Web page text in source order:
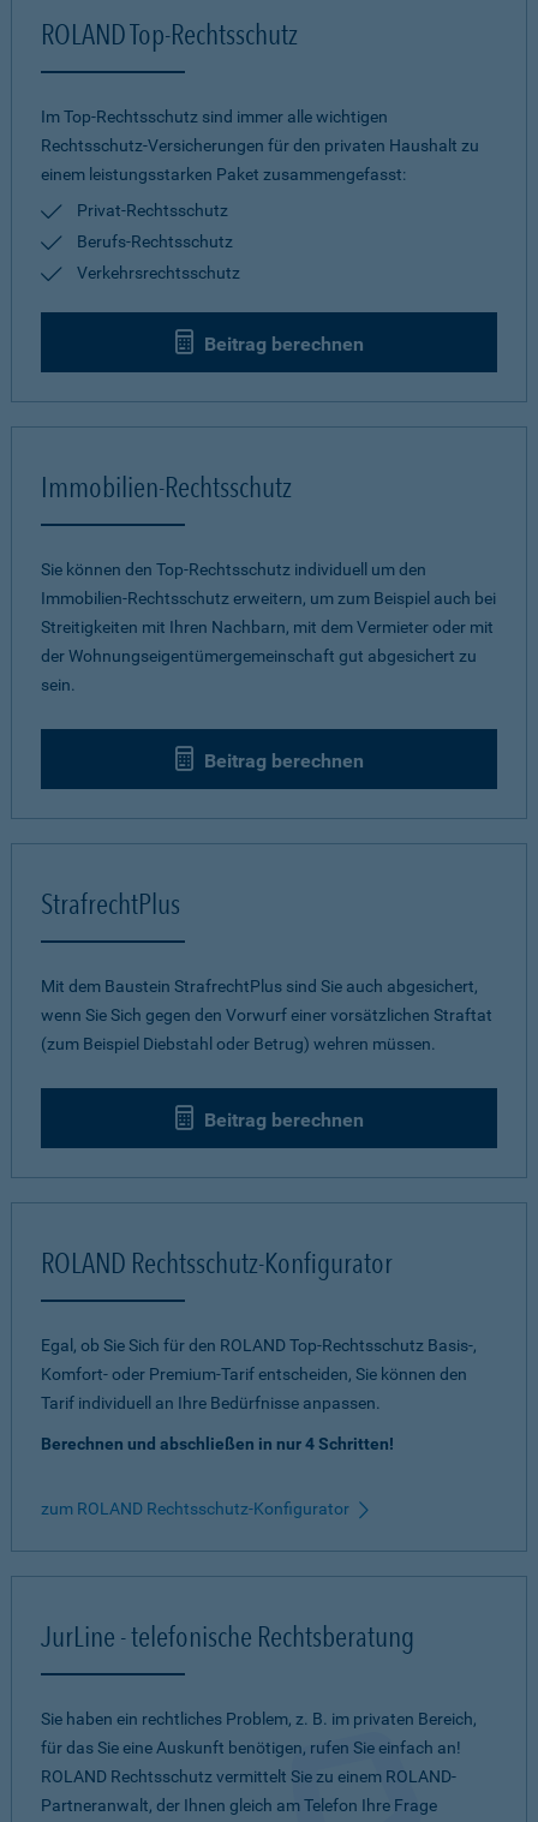
ROLAND Top-Rechtsschutz
Im Top-Rechtsschutz sind immer alle wichtigen
Rechtsschutz-Versicherungen für den privaten Haushalt zu
einem leistungsstarken Paket zusammengefasst:
Privat-Rechtsschutz
Berufs-Rechtsschutz
Verkehrsrechtsschutz
Beitrag berechnen
Immobilien-Rechtsschutz
Sie können den Top-Rechtsschutz individuell um den
Immobilien-Rechtsschutz erweitern, um zum Beispiel auch bei
Streitigkeiten mit Ihren Nachbarn, mit dem Vermieter oder mit
der Wohnungseigentümergemeinschaft gut abgesichert zu
sein.
Beitrag berechnen
StrafrechtPlus
Mit dem Baustein StrafrechtPlus sind Sie auch abgesichert,
wenn Sie Sich gegen den Vorwurf einer vorsätzlichen Straftat
(zum Beispiel Diebstahl oder Betrug) wehren müssen.
Beitrag berechnen
ROLAND Rechtsschutz-Konfigurator
Egal, ob Sie Sich für den ROLAND Top-Rechtsschutz Basis-,
Komfort- oder Premium-Tarif entscheiden, Sie können den
Tarif individuell an Ihre Bedürfnisse anpassen.
Berechnen und abschließen in nur 4 Schritten!
zum ROLAND Rechtsschutz-Konfigurator
JurLine - telefonische Rechtsberatung
Sie haben ein rechtliches Problem, z. B. im privaten Bereich,
für das Sie eine Auskunft benötigen, rufen Sie einfach an!
ROLAND Rechtsschutz vermittelt Sie zu einem ROLAND-
Partneranwalt, der Ihnen gleich am Telefon Ihre Frage